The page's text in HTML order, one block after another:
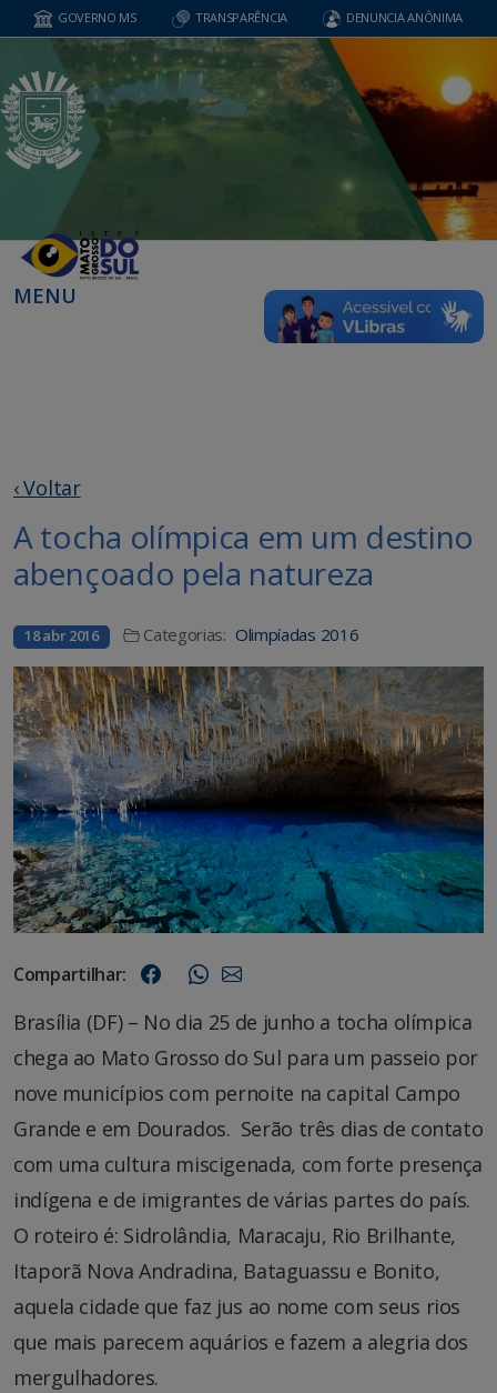
GOVERNO MS TRANSPARÊNCIA DENUNCIA ANÔNIMA
MENU
‹ Voltar
A tocha olímpica em um destino
abençoado pela natureza
18 abr 2016 Categorias: Olimpíadas 2016
Compartilhar:
Brasília (DF) – No dia 25 de junho a tocha olímpica
chega ao Mato Grosso do Sul para um passeio por
nove municípios com pernoite na capital Campo
Grande e em Dourados. Serão três dias de contato
com uma cultura miscigenada, com forte presença
indígena e de imigrantes de várias partes do país.
O roteiro é: Sidrolândia, Maracaju, Rio Brilhante,
Itaporã Nova Andradina, Bataguassu e Bonito,
aquela cidade que faz jus ao nome com seus rios
que mais parecem aquários e fazem a alegria dos
mergulhadores.